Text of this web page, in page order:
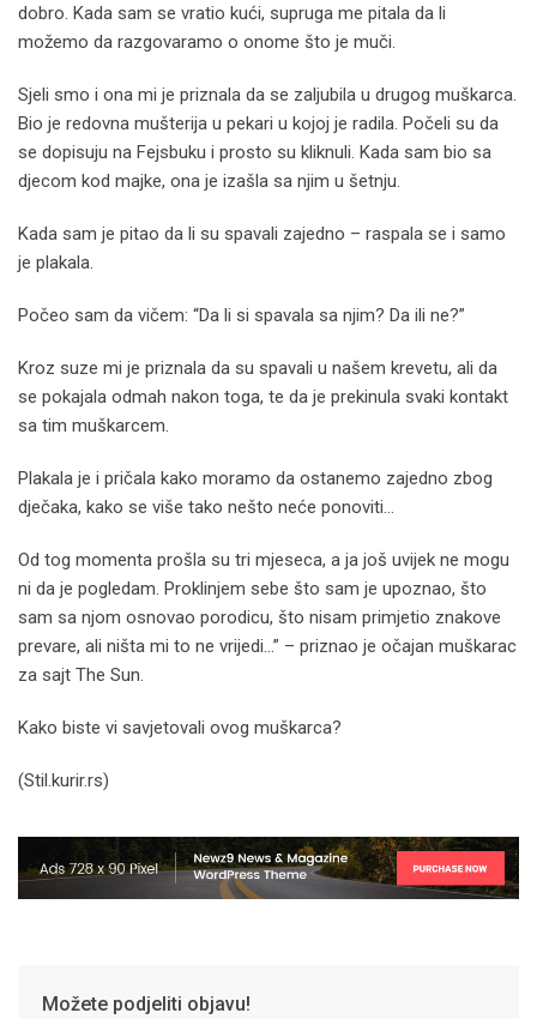
dobro. Kada sam se vratio kući, supruga me pitala da li
možemo da razgovaramo o onome što je muči.
Sjeli smo i ona mi je priznala da se zaljubila u drugog muškarca.
Bio je redovna mušterija u pekari u kojoj je radila. Počeli su da
se dopisuju na Fejsbuku i prosto su kliknuli. Kada sam bio sa
djecom kod majke, ona je izašla sa njim u šetnju.
Kada sam je pitao da li su spavali zajedno – raspala se i samo
je plakala.
Počeo sam da vičem: “Da li si spavala sa njim? Da ili ne?”
Kroz suze mi je priznala da su spavali u našem krevetu, ali da
se pokajala odmah nakon toga, te da je prekinula svaki kontakt
sa tim muškarcem.
Plakala je i pričala kako moramo da ostanemo zajedno zbog
dječaka, kako se više tako nešto neće ponoviti…
Od tog momenta prošla su tri mjeseca, a ja još uvijek ne mogu
ni da je pogledam. Proklinjem sebe što sam je upoznao, što
sam sa njom osnovao porodicu, što nisam primjetio znakove
prevare, ali ništa mi to ne vrijedi…” – priznao je očajan muškarac
za sajt The Sun.
Kako biste vi savjetovali ovog muškarca?
(Stil.kurir.rs)
Možete podjeliti objavu!